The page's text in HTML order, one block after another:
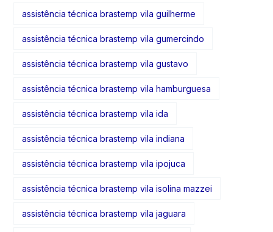
assistência técnica brastemp vila guilherme
assistência técnica brastemp vila gumercindo
assistência técnica brastemp vila gustavo
assistência técnica brastemp vila hamburguesa
assistência técnica brastemp vila ida
assistência técnica brastemp vila indiana
assistência técnica brastemp vila ipojuca
assistência técnica brastemp vila isolina mazzei
assistência técnica brastemp vila jaguara